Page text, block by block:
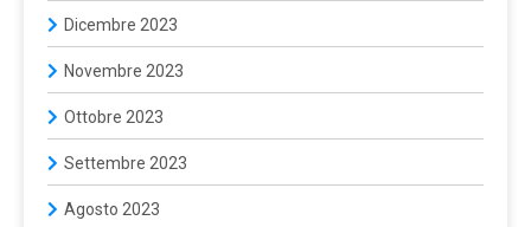
Dicembre 2023
Novembre 2023
Ottobre 2023
Settembre 2023
Agosto 2023